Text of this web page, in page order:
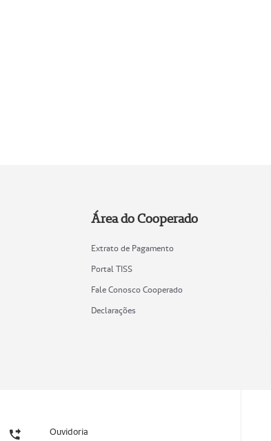
Área do Cooperado
Extrato de Pagamento
Portal TISS
Fale Conosco Cooperado
Declarações
Ouvidoria